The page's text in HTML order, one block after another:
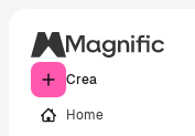
Crea
Home